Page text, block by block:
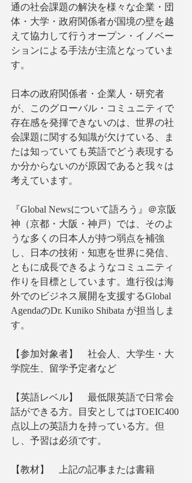
通の社会課題の解決を様々な企業・団
体・大学・政府関係者が国境の壁を越
えて協力して行うオープン・イノベー
ションによる手法が主流となっていま
す。
日本の政府関係者・企業人・研究者
が、このグローバル・コミュニティで
存在感を発揮できないのは、世界の社
会課題に関する知識が欠けている、ま
たは知っていても英語でどう表現する
か分からないのが原因であると我々は
考えています。
『Global Newsについて語ろう』＠京阪
神（京都・大阪・神戸）では、そのよ
うな多くの日本人が持つ弱点を補強
し、日本の技術・知恵を世界に発信、
ともに成長できるようなコミュニティ
作りを目標としています。進行役は海
外でのビジネス展開を支援するGlobal
AgendaのDr. Kuniko Shibata が担当しま
す。
【参加対象者】　社会人、大学生・大
学院生、留学予定者など
【英語レベル】　最低限英語で日常会
話ができる方。目安としてはTOEIC400
点以上の英語力を持っている方。但
し、予習は必須です。
【教材】　上記の記事または書籍